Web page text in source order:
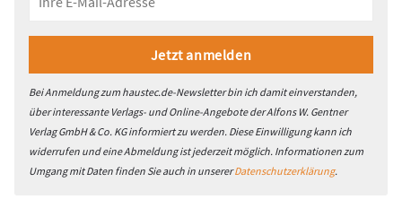
Bei Anmeldung zum haustec.de-Newsletter bin ich damit einverstanden,
über interessante Verlags- und Online-Angebote der Alfons W. Gentner
Verlag GmbH & Co. KG informiert zu werden. Diese Einwilligung kann ich
widerrufen und eine Abmeldung ist jederzeit möglich. Informationen zum
Umgang mit Daten finden Sie auch in unsererDatenschutzerklärung.